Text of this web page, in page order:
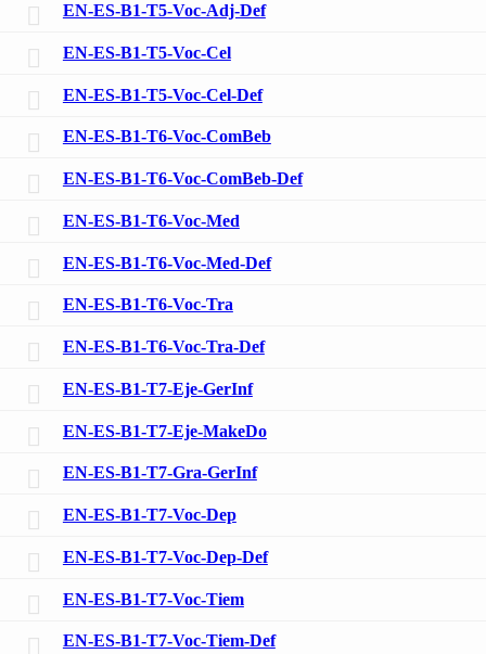
EN-ES-B1-T5-Voc-Adj-Def
EN-ES-B1-T5-Voc-Cel
EN-ES-B1-T5-Voc-Cel-Def
EN-ES-B1-T6-Voc-ComBeb
EN-ES-B1-T6-Voc-ComBeb-Def
EN-ES-B1-T6-Voc-Med
EN-ES-B1-T6-Voc-Med-Def
EN-ES-B1-T6-Voc-Tra
EN-ES-B1-T6-Voc-Tra-Def
EN-ES-B1-T7-Eje-GerInf
EN-ES-B1-T7-Eje-MakeDo
EN-ES-B1-T7-Gra-GerInf
EN-ES-B1-T7-Voc-Dep
EN-ES-B1-T7-Voc-Dep-Def
EN-ES-B1-T7-Voc-Tiem
EN-ES-B1-T7-Voc-Tiem-Def